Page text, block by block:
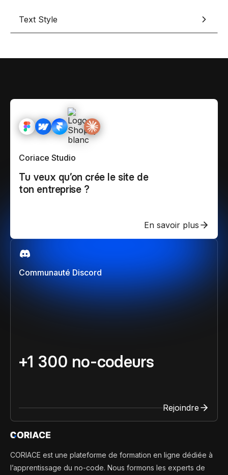
Text Style
Communauté Discord
+1 300 no-codeurs
Rejoindre
Coriace Studio
Tu veux qu’on crée le site de
ton entreprise ?
En savoir plus
CORIACE est une plateforme de formation en ligne dédiée à
l’apprentissage du no-code. Nous formons les experts de